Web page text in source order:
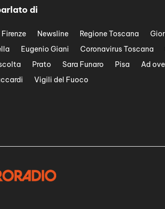
di
Firenze Newsline Regione Toscana
Eugenio Giani Coronavirus Toscana
Prato Sara Funaro Pisa Ad
Vigili del Fuoco